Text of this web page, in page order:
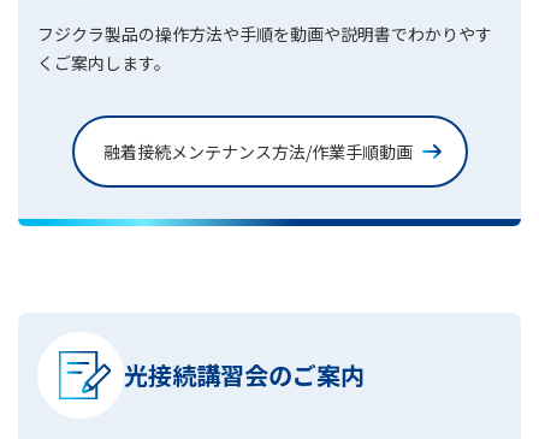
フジクラ製品の操作方法や手順を動画や説明書でわかりやす
くご案内します。
融着接続メンテナンス方法/作業手順動画
光接続講習会のご案内